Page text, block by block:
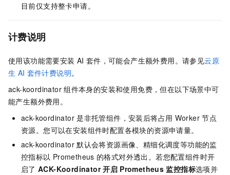
目前仅支持整卡申请。
计费说明
使用该功能需要安装 AI 套件，可能会产生额外费用。请参见云原
生 AI 套件计费说明。
ack-koordinator 组件本身的安装和使用免费，但在以下场景中可
能产生额外费用。
ack-koordinator 是非托管组件，安装后将占用 Worker 节点
资源。您可以在安装组件时配置各模块的资源申请量。
ack-koordinator 默认会将资源画像、精细化调度等功能的监
控指标以 Prometheus 的格式对外透出。若您配置组件时开
启了 ACK-Koordinator 开启 Prometheus 监控指标选项并